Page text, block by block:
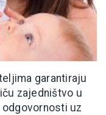
garantiraju
zajedništvo u
uz